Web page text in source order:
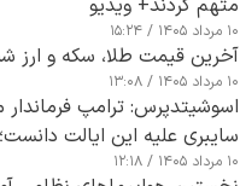
متهم کردند+ ویدیو
۱۰ مرداد ۱۴۰۵ / ۱۵:۲۴
آخرین قیمت طلا، سکه و ارز شنبه 10 مرداد+
۱۰ مرداد ۱۴۰۵ / ۱۳:۰۸
اسوشیتدپرس: ترامپ
سایبری علیه این ایالت
۱۰ مرداد ۱۴۰۵ / ۱۲:۱۸